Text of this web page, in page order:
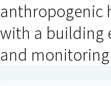
anthropogenic
with a building
and